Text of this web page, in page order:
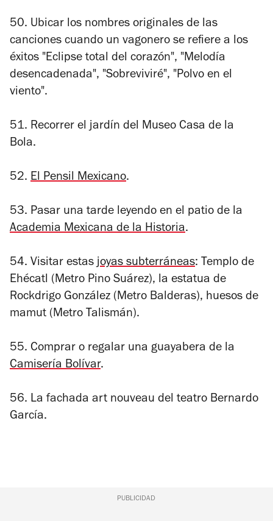
50. Ubicar los nombres originales de las
canciones cuando un vagonero se refiere a los
éxitos "Eclipse total del corazón", "Melodía
desencadenada", "Sobreviviré", "Polvo en el
viento".
51. Recorrer el jardín del Museo Casa de la
Bola.
52. El Pensil Mexicano.
53. Pasar una tarde leyendo en el patio de la
Academia Mexicana de la Historia.
54. Visitar estas joyas subterráneas: Templo de
Ehécatl (Metro Pino Suárez), la estatua de
Rockdrigo González (Metro Balderas), huesos de
mamut (Metro Talismán).
55. Comprar o regalar una guayabera de la
Camisería Bolívar.
56. La fachada art nouveau del teatro Bernardo
García.
PUBLICIDAD